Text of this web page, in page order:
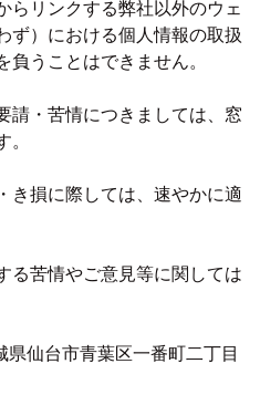
リンクする弊社以外のウェ
ず）における個人情報の取扱
負うことはできません。
請・苦情につきましては、窓
。
き損に際しては、速やかに適
る苦情やご意見等に関しては
仙台市青葉区一番町二丁目